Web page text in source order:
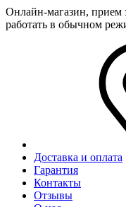
Онлайн-магазин, прием
работать в обычном
Доставка и оплата
Гарантия
Контакты
Отзывы